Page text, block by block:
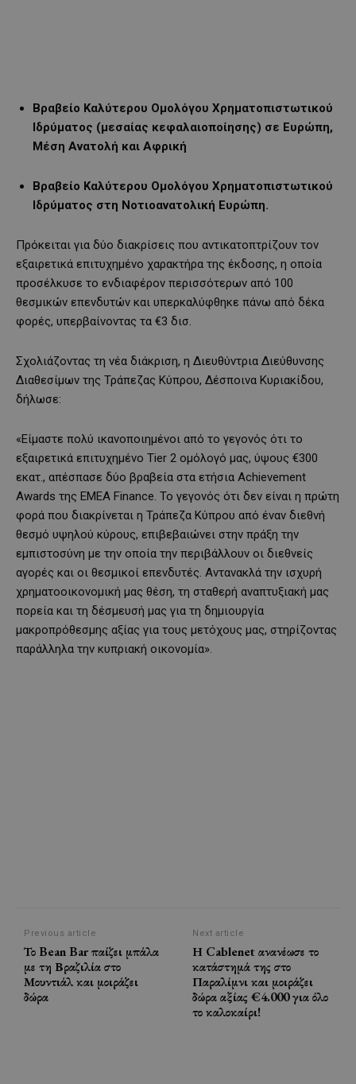
Βραβείο Καλύτερου Ομολόγου Χρηματοπιστωτικού
Ιδρύματος (μεσαίας κεφαλαιοποίησης) σε Ευρώπη,
Μέση Ανατολή και Αφρική
Βραβείο Καλύτερου Ομολόγου Χρηματοπιστωτικού
Ιδρύματος στη Νοτιοανατολική Ευρώπη.
Πρόκειται για δύο διακρίσεις που αντικατοπτρίζουν τον
εξαιρετικά επιτυχημένο χαρακτήρα της έκδοσης, η οποία
προσέλκυσε το ενδιαφέρον περισσότερων από 100
θεσμικών επενδυτών και υπερκαλύφθηκε πάνω από δέκα
φορές, υπερβαίνοντας τα €3 δισ.
Σχολιάζοντας τη νέα διάκριση, η Διευθύντρια Διεύθυνσης
Διαθεσίμων της Τράπεζας Κύπρου, Δέσποινα Κυριακίδου,
δήλωσε:
«Είμαστε πολύ ικανοποιημένοι από το γεγονός ότι το
εξαιρετικά επιτυχημένο Tier 2 ομόλογό μας, ύψους €300
εκατ., απέσπασε δύο βραβεία στα ετήσια Achievement
Awards της EMEA Finance. Το γεγονός ότι δεν είναι η πρώτη
φορά που διακρίνεται η Τράπεζα Κύπρου από έναν διεθνή
θεσμό υψηλού κύρους, επιβεβαιώνει στην πράξη την
εμπιστοσύνη με την οποία την περιβάλλουν οι διεθνείς
αγορές και οι θεσμικοί επενδυτές. Αντανακλά την ισχυρή
χρηματοοικονομική μας θέση, τη σταθερή αναπτυξιακή μας
πορεία και τη δέσμευσή μας για τη δημιουργία
μακροπρόθεσμης αξίας για τους μετόχους μας, στηρίζοντας
παράλληλα την κυπριακή οικονομία».
Previous article
Το Bean Bar παίζει μπάλα
με τη Βραζιλία στο
Μουντιάλ και μοιράζει
δώρα
Next article
Η Cablenet ανανέωσε το
κατάστημά της στο
Παραλίμνι και μοιράζει
δώρα αξίας €4.000 για όλο
το καλοκαίρι!